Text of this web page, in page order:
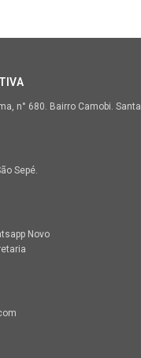
n° 680. Bairro Camobi. Santa
Sepé.
Novo